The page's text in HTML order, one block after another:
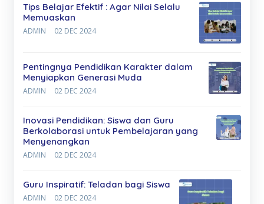
Tips Belajar Efektif : Agar Nilai Selalu
Memuaskan
ADMIN 02 DEC 2024
Pentingnya Pendidikan Karakter dalam
Menyiapkan Generasi Muda
ADMIN 02 DEC 2024
Inovasi Pendidikan: Siswa dan Guru
Berkolaborasi untuk Pembelajaran yang
Menyenangkan
ADMIN 02 DEC 2024
Guru Inspiratif: Teladan bagi Siswa
ADMIN 02 DEC 2024